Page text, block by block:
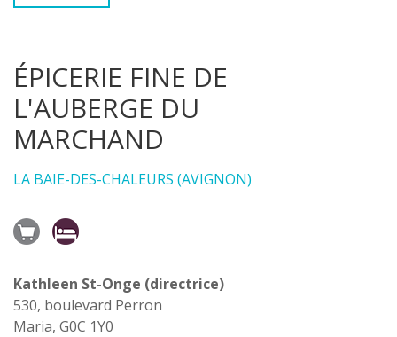
ÉPICERIE FINE DE
L'AUBERGE DU
MARCHAND
LA BAIE-DES-CHALEURS (AVIGNON)
Kathleen St-Onge (directrice)
530, boulevard Perron
Maria, G0C 1Y0